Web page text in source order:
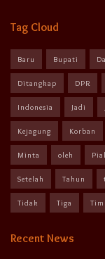
Tag Cloud
Baru Bupati
Ditangkap DPR
Indonesia Jadi
Kejagung Korban
Minta oleh
Setelah Tahun
Tidak Tiga
Recent News